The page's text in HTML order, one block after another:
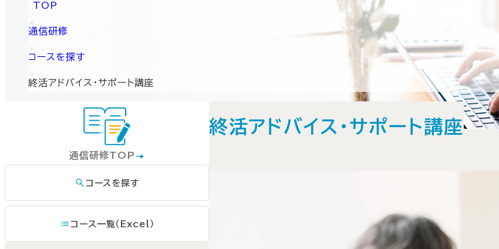
TOP
通信研修
コースを探す
終活アドバイス・サポート講座
通信研修TOP
コースを探す
コース一覧（Excel）
終活アドバイス・サポート講座